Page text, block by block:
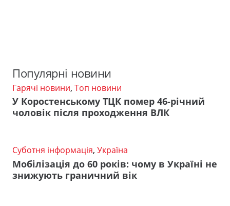
Популярні новини
Гарячі новини, Топ новини
У Коростенському ТЦК помер 46-річний
чоловік після проходження ВЛК
Суботня інформація, Україна
Мобілізація до 60 років: чому в Україні не
знижують граничний вік